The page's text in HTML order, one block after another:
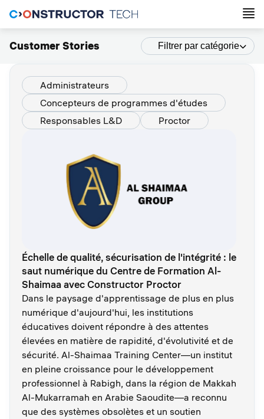
Customer Stories Filtrer par catégorie
Administrateurs
Concepteurs de programmes d'études
Responsables L&D
Proctor
Échelle de qualité, sécurisation de l'intégrité : le
saut numérique du Centre de Formation Al-
Shaimaa avec Constructor Proctor
Dans le paysage d'apprentissage de plus en plus
numérique d'aujourd'hui, les institutions
éducatives doivent répondre à des attentes
élevées en matière de rapidité, d'évolutivité et de
sécurité. Al-Shaimaa Training Center—un institut
en pleine croissance pour le développement
professionnel à Rabigh, dans la région de Makkah
Al-Mukarramah en Arabie Saoudite—a reconnu
que des systèmes obsolètes et un soutien